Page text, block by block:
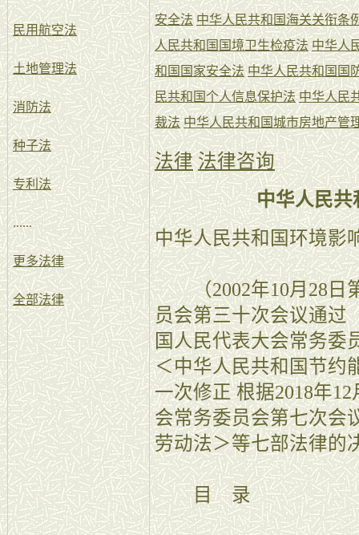
民用航空法
土地管理法
消防法
种子法
专利法
......
更多法律
全部法律
安全法 中华人民共和国海关关衔条
人民共和国国境卫生检疫法 中华人
和国国家安全法 中华人民共和国国
民共和国个人信息保护法 中华人民
裁法 中华人民共和国城市房地产管
法律 法律咨询
中华人民共
中华人民共和国环境影
（2002年10月28日第
员会第三十次会议通过
国人民代表大会常务委
＜中华人民共和国节约
一次修正 根据2018年
会常务委员会第七次会
劳动法＞等七部法律
目 录